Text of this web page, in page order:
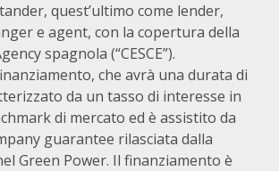
quest’ultimo come lender,
e agent, con la copertura della
spagnola (“CESCE”).
che avrà una durata di
da un tasso di interesse in
di mercato ed è assistito da
guarantee rilasciata dalla
Green Power. Il finanziamento è